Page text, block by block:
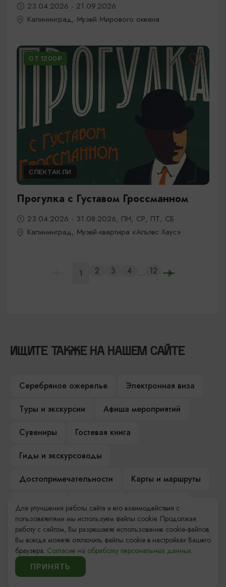
23.04.2026 - 21.09.2026
Калининград, Музей Мирового океана
ОТ 1200₽
СПЕКТАКЛИ
Прогулка с Густавом Гроссманном
23.04.2026 - 31.08.2026, ПН, СР, ПТ, СБ
Калининград, Музей-квартира «Альтес Хаус»
1 2 3 4 ... 12
ИЩИТЕ ТАКЖЕ НА НАШЕМ САЙТЕ
Серебряное ожерелье
Электронная виза
Туры и экскурсии
Афиша мероприятий
Сувениры
Гостевая книга
Гиды и экскурсоводы
Достопримечательности
Карты и маршруты
Компас Балтийской кухни
Настоящий Калининградец
Музеи
Для улучшения работы сайта и его взаимодействия с
пользователями мы используем файлы cookie. Продолжая
работу с сайтом, Вы разрешаете использование cookie-файлов.
Вы всегда можете отключить файлы cookie в настройках Вашего
браузера. Согласие на обработку персональных данных.
ПРИНЯТЬ